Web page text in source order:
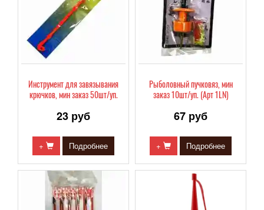
Инструмент для завязывания
крючков, мин заказ 50шт/уп.
23 руб
+ Подробнее
Рыболовный пучковяз, мин
заказ 10шт/уп. (Арт 1LN)
67 руб
+ Подробнее